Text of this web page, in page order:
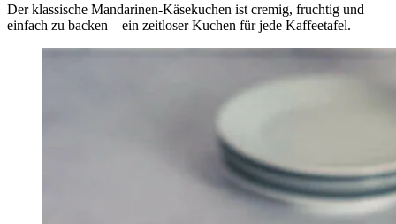
Der klassische Mandarinen-Käsekuchen ist cremig, fruchtig und
einfach zu backen – ein zeitloser Kuchen für jede Kaffeetafel.